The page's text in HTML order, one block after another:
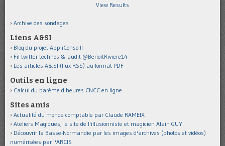
View Results
Archive des sondages
Liens A&SI
Blog du projet AppliConso II
Fil twitter technos & audit @BenoitRiviere14
Les articles A&SI (flux RSS) au format PDF
Outils en ligne
Calcul du barème d'heures CNCC en ligne
Sites amis
Actualité du monde comptable par Claude RAMEIX
Ateliers Magiques, le site de l'illusionniste et magicien Alain GUY
Découvrir la Basse-Normandie par les images d'archives (photos et vidéos)
numérisées par l'ARCIS